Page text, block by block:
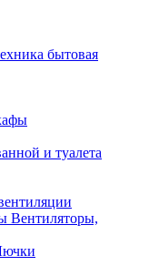
бытовая
и туалета
Вентиляторы,